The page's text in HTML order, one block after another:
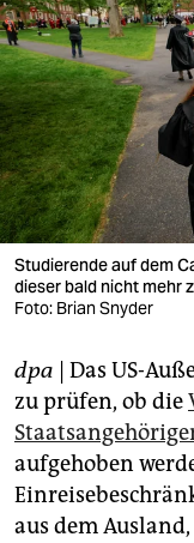
wahrheit
verlag
verlag
veranstaltungen
shop
fragen & hilfe
unterstützen
abo
genossenschaft
epaper login
Studierende auf dem
dieser bald nicht mehr
Foto: Brian Snyder
dpa | Das US-
zu prüfen, ob die
aufgehoben
aus dem